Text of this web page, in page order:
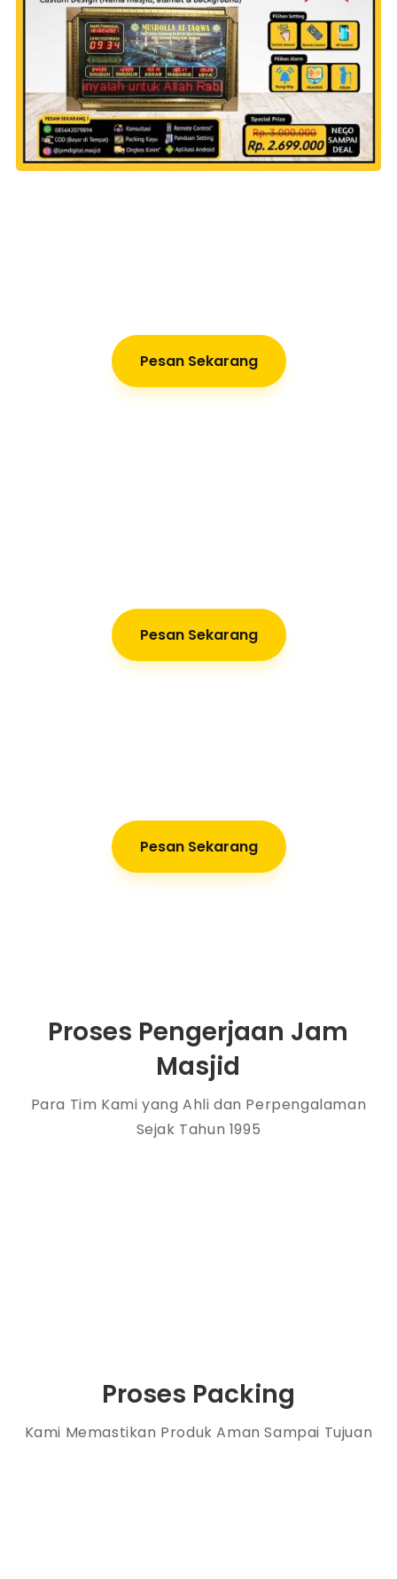
Pesan Sekarang
Pesan Sekarang
Pesan Sekarang
Proses Pengerjaan Jam
Masjid
Para Tim Kami yang Ahli dan Perpengalaman
Sejak Tahun 1995
Proses Packing
Kami Memastikan Produk Aman Sampai Tujuan